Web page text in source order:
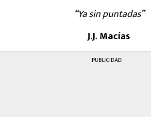
“Ya sin puntadas”
J.J. Macías
PUBLICIDAD